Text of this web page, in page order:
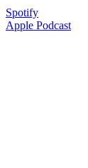
Spotify
Apple Podcast